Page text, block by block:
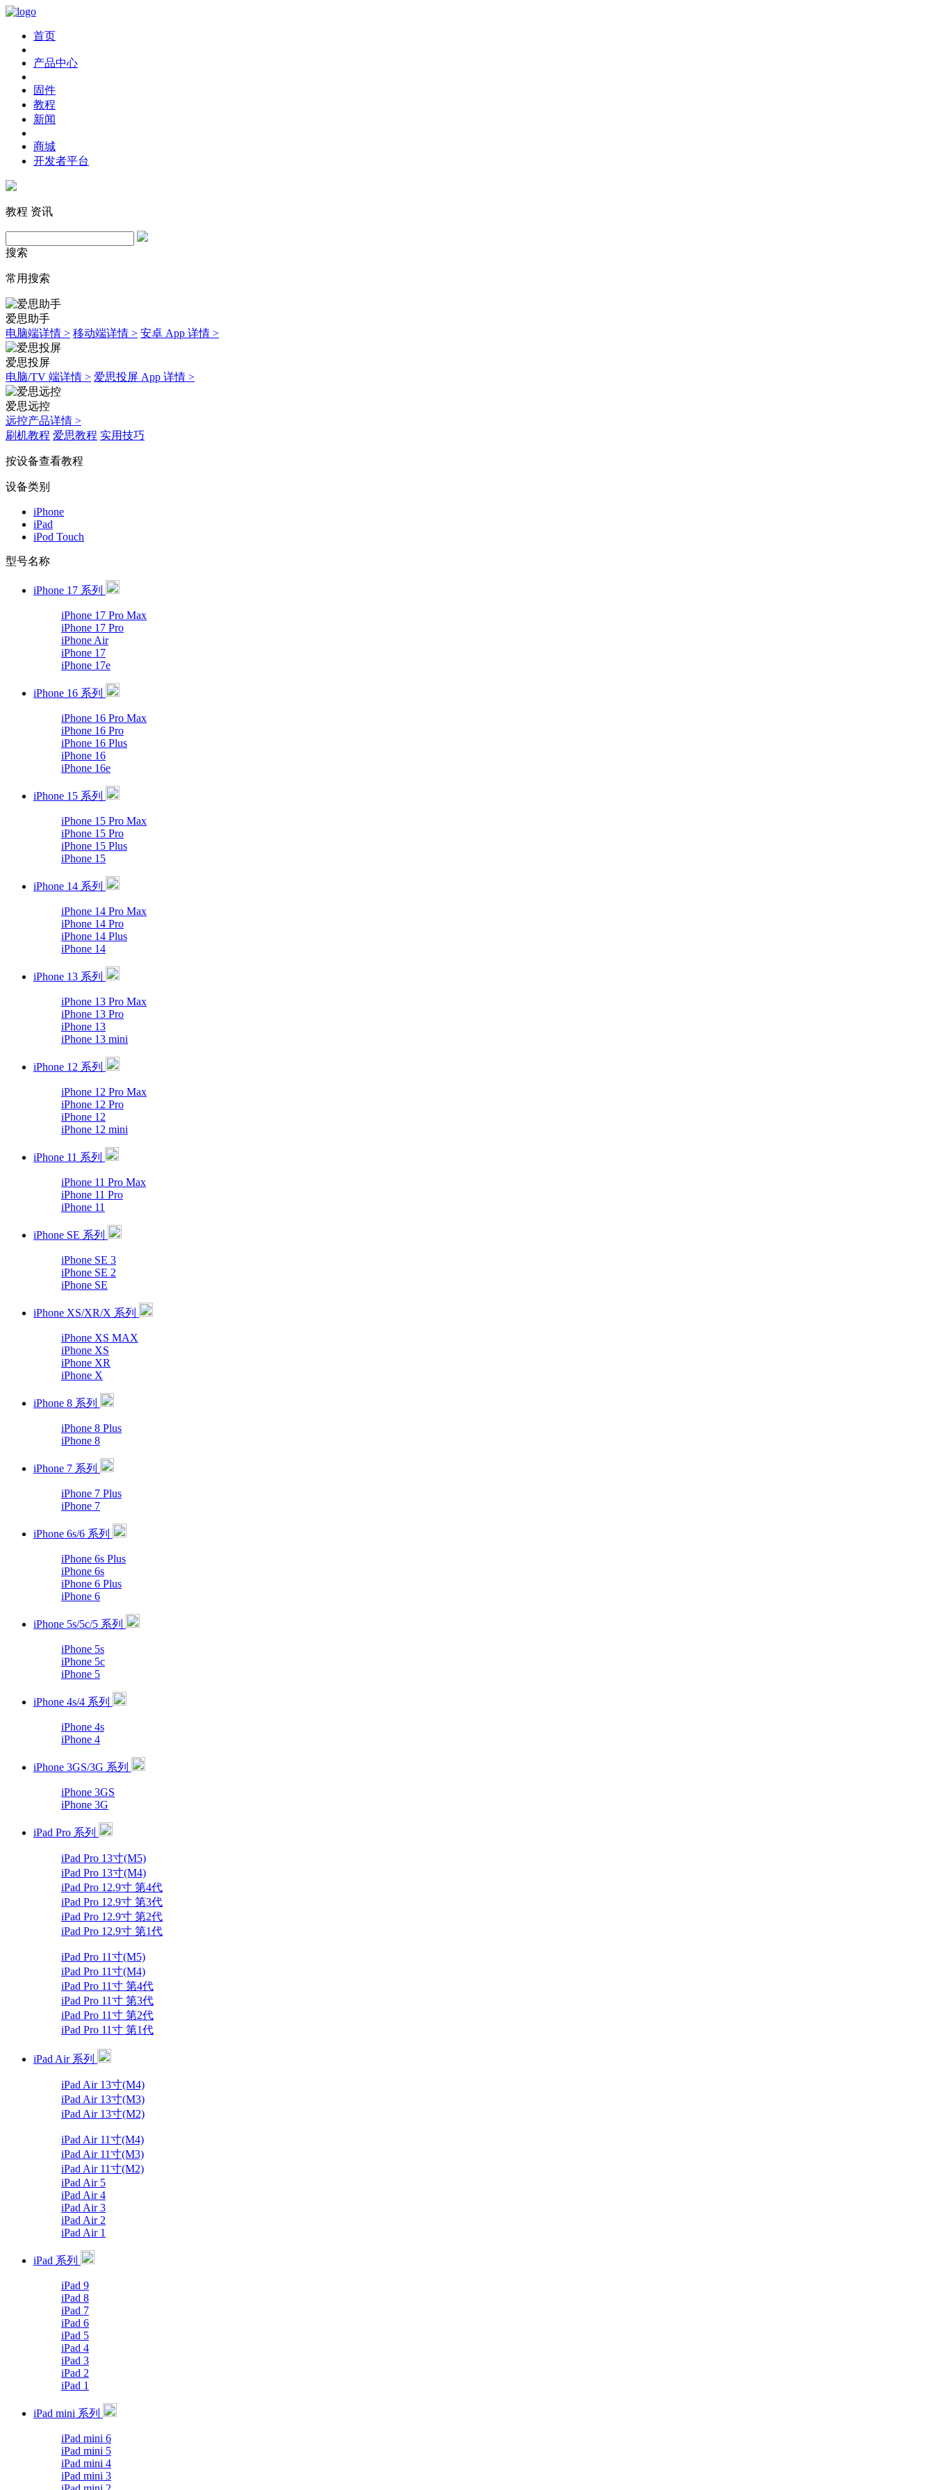
首页
产品中心
固件
教程
新闻
商城
开发者平台
教程 资讯
搜索
常用搜索
爱思助手
电脑端详情 > 移动端详情 > 安卓 App 详情 >
爱思投屏
电脑/TV 端详情 > 爱思投屏 App 详情 >
爱思远控
远控产品详情 >
刷机教程 爱思教程 实用技巧
按设备查看教程
设备类别
iPhone
iPad
iPod Touch
型号名称
iPhone 17 系列
iPhone 17 Pro Max
iPhone 17 Pro
iPhone Air
iPhone 17
iPhone 17e
iPhone 16 系列
iPhone 16 Pro Max
iPhone 16 Pro
iPhone 16 Plus
iPhone 16
iPhone 16e
iPhone 15 系列
iPhone 15 Pro Max
iPhone 15 Pro
iPhone 15 Plus
iPhone 15
iPhone 14 系列
iPhone 14 Pro Max
iPhone 14 Pro
iPhone 14 Plus
iPhone 14
iPhone 13 系列
iPhone 13 Pro Max
iPhone 13 Pro
iPhone 13
iPhone 13 mini
iPhone 12 系列
iPhone 12 Pro Max
iPhone 12 Pro
iPhone 12
iPhone 12 mini
iPhone 11 系列
iPhone 11 Pro Max
iPhone 11 Pro
iPhone 11
iPhone SE 系列
iPhone SE 3
iPhone SE 2
iPhone SE
iPhone XS/XR/X 系列
iPhone XS MAX
iPhone XS
iPhone XR
iPhone X
iPhone 8 系列
iPhone 8 Plus
iPhone 8
iPhone 7 系列
iPhone 7 Plus
iPhone 7
iPhone 6s/6 系列
iPhone 6s Plus
iPhone 6s
iPhone 6 Plus
iPhone 6
iPhone 5s/5c/5 系列
iPhone 5s
iPhone 5c
iPhone 5
iPhone 4s/4 系列
iPhone 4s
iPhone 4
iPhone 3GS/3G 系列
iPhone 3GS
iPhone 3G
iPad Pro 系列
iPad Pro 13寸(M5)
iPad Pro 13寸(M4)
iPad Pro 12.9寸 第4代
iPad Pro 12.9寸 第3代
iPad Pro 12.9寸 第2代
iPad Pro 12.9寸 第1代
iPad Pro 11寸(M5)
iPad Pro 11寸(M4)
iPad Pro 11寸 第4代
iPad Pro 11寸 第3代
iPad Pro 11寸 第2代
iPad Pro 11寸 第1代
iPad Air 系列
iPad Air 13寸(M4)
iPad Air 13寸(M3)
iPad Air 13寸(M2)
iPad Air 11寸(M4)
iPad Air 11寸(M3)
iPad Air 11寸(M2)
iPad Air 5
iPad Air 4
iPad Air 3
iPad Air 2
iPad Air 1
iPad 系列
iPad 9
iPad 8
iPad 7
iPad 6
iPad 5
iPad 4
iPad 3
iPad 2
iPad 1
iPad mini 系列
iPad mini 6
iPad mini 5
iPad mini 4
iPad mini 3